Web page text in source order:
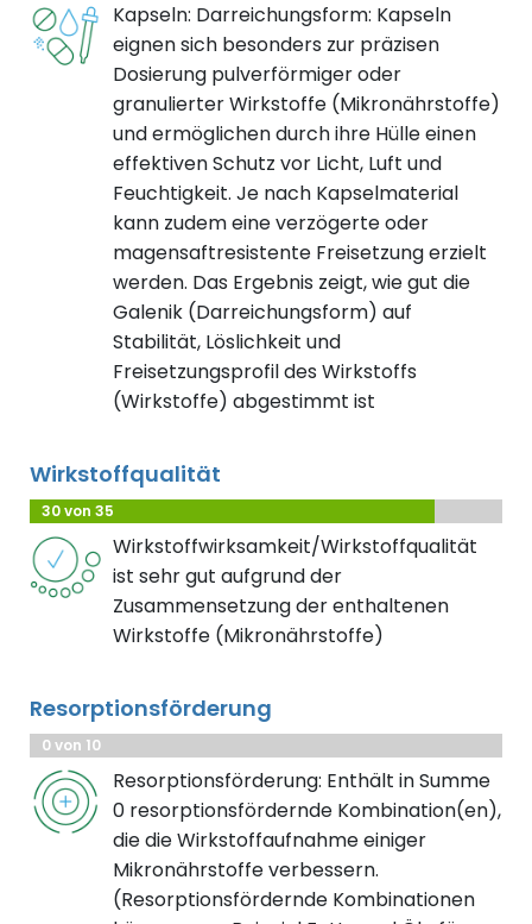
Kapseln: Darreichungsform: Kapseln
eignen sich besonders zur präzisen
Dosierung pulverförmiger oder
granulierter Wirkstoffe (Mikronährstoffe)
und ermöglichen durch ihre Hülle einen
effektiven Schutz vor Licht, Luft und
Feuchtigkeit. Je nach Kapselmaterial
kann zudem eine verzögerte oder
magensaftresistente Freisetzung erzielt
werden. Das Ergebnis zeigt, wie gut die
Galenik (Darreichungsform) auf
Stabilität, Löslichkeit und
Freisetzungsprofil des Wirkstoffs
(Wirkstoffe) abgestimmt ist
Wirkstoffqualität
30 von 35
Wirkstoffwirksamkeit/Wirkstoffqualität
ist sehr gut aufgrund der
Zusammensetzung der enthaltenen
Wirkstoffe (Mikronährstoffe)
Resorptionsförderung
0 von 10
Resorptionsförderung: Enthält in Summe
0 resorptionsfördernde Kombination(en),
die die Wirkstoffaufnahme einiger
Mikronährstoffe verbessern.
(Resorptionsfördernde Kombinationen